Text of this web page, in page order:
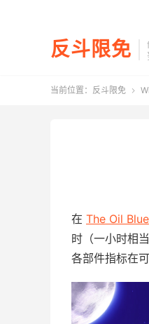
反斗限免
当前位置： 反斗限免 
在 The Oil Blue
时（一小时相
各部件指标在